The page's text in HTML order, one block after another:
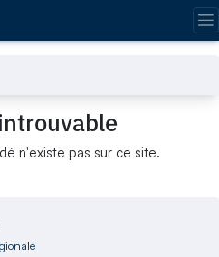
n'existe pas sur ce site.